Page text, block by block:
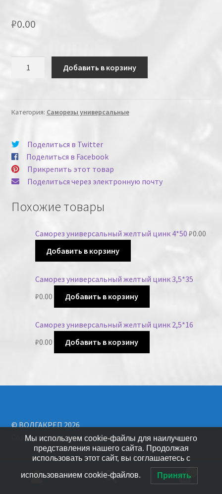
₽0.00
Добавить в корзину
Категория: Саморезы универсальные
Поделиться в Twitter
Поделиться в Facebook
Прикрепить этот товар
Поделиться через электронную почту
Похожие товары
Саморез универсальный желтый цинк 4*50 ₽0.00
Добавить в корзину
Саморез универсальный желтый цинк 3,5*35
₽0.00 Добавить в корзину
Саморез универсальный желтый цинк 2,5*16
₽0.00 Добавить в корзину
© ВОЛГАКРЕП 2026
Создано с помощью WooCommerce
Мы используем cookie-файлы для наилучшего
представления нашего сайта. Продолжая
использовать этот сайт, вы соглашаетесь с
использованием cookie-файлов. Принять